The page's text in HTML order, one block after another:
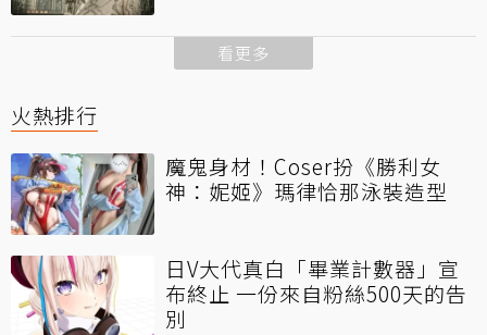
看更多
火熱排行
魔鬼身材！Coser扮《勝利女
神：妮姬》瑪律恰那泳裝造型
日V大代真白「畢業計數器」宣
布終止 一份來自粉絲500天的告
別